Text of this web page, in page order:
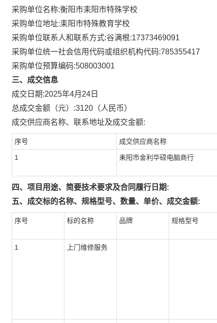
采购单位名称:衡阳市耒阳市特殊学校
采购单位地址:耒阳市特殊教育学校
采购单位联系人和联系方式:谷满根:17373469091
采购单位统一社会信用代码或组织机构代码:785355417
采购单位预算编码:508003001
三、成交信息
成交日期:2025年4月24日
总成交金额（元）:3120 （人民币）
成交供应商名称、联系地址及成交金额:
序号 成交供应商名称
1 耒阳市金利华硕电脑商行
四、项目用途、简要技术要求及合同履行日期:
五、成交标的名称、规格型号、数量、单价、成交金额:
序号 标的名称 品牌 规格型号
1 上门维修服务